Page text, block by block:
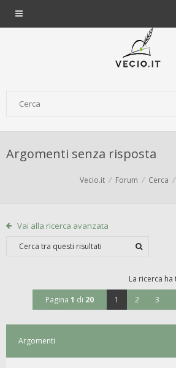
Argomenti senza risposta
Vecio.it Forum Cerca
Vai alla ricerca avanzata
La ricerca
Pagina 1 di 20 1 2 3
Argomenti